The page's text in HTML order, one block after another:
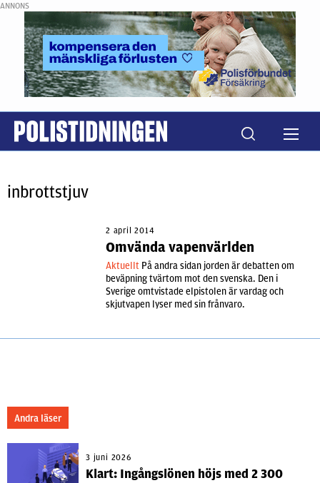
ANNONS
inbrottstjuv
2 april 2014
Omvända vapenvärlden
Aktuellt På andra sidan jorden är debatten om
beväpning tvärtom mot den svenska. Den i
Sverige omtvistade elpistolen är vardag och
skjutvapen lyser med sin frånvaro.
Andra läser
3 juni 2026
Klart: Ingångslönen höjs med 2 300